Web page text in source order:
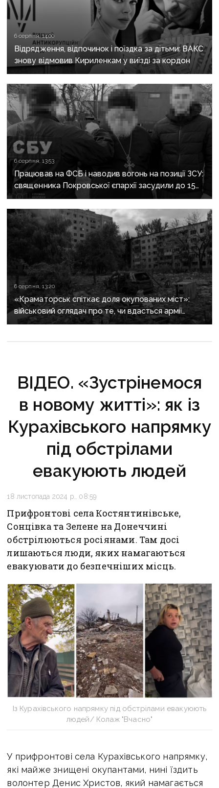
6 серпня, 14:00
Відрядження, відпочинок і поїздка за дітьми: ВАКС
знову відмовив Кириленкам у виїзді за кордон
6 серпня, 13:53
Працював на ФСБ і наводив вогонь на позиції ЗСУ:
священника Покровської єпархії засудили до 15
років
6 серпня, 13:20
«Краматорськ спіткає доля окупованих міст»:
військовий оглядач про те, чи вдасться армії
рф захопити останню агломерацію Донеччини до
ВІДЕО. «Зустрінемося
в новому житті»: як із
Курахівського напрямку
під обстрілами
евакуюють людей
18 листопада 2024 р., 08:59
Прифронтові села Костянтинівське,
Сонцівка та Зелене на Донеччині
обстрілюються росіянами. Там досі
лишаються люди, яких намагаються
евакуювати до безпечніших місць.
Із Курахівського напрямку під обстрілами евакуюють
людей/ Колаж "Вчасно"
У прифронтові села Курахівського напрямку,
які майже знищені окупантами, нині їздить
волонтер Денис Христов, який намагається